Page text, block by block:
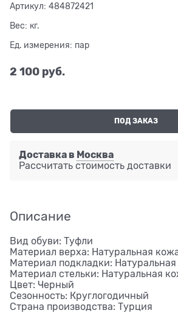
Артикул: 484872421
Вес: кг.
Ед. измерения: пар
2 100 руб.
ПОД ЗАКАЗ
Доставка в Москва
Рассчитать стоимость доставки
Описание
Вид обуви: Туфли
Материал верха: Натуральная
Материал подкладки:
Материал стельки: Натуральная
Цвет: Черный
Сезонность: Круглогодичный
Страна производства: Турция